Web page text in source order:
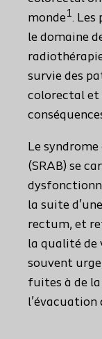
monde 1. Les
le domaine
survie des
colorectal et
Le
(SRAB) se
la suite
rectum, et
la qualité de
souvent
fuites à de
l’évacuation